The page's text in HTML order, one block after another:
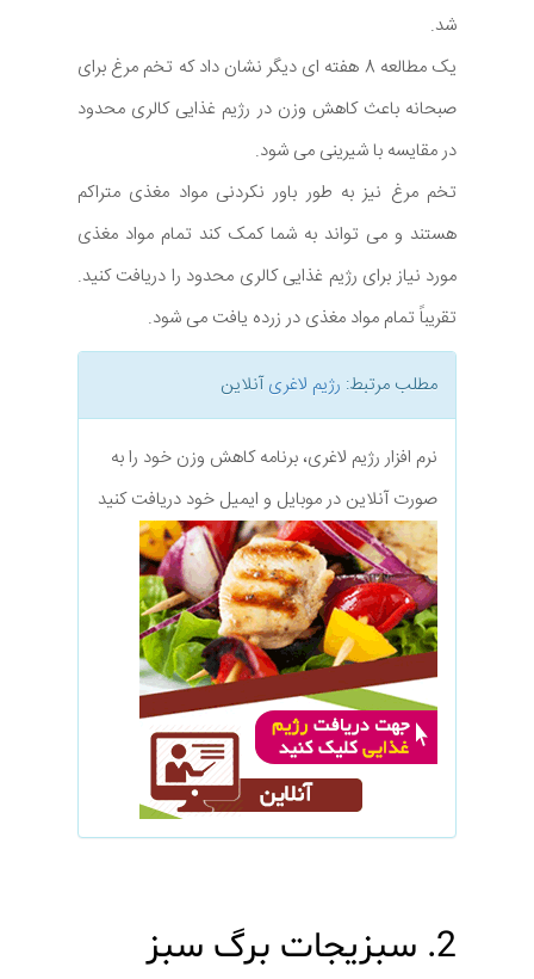
شد.
یک مطالعه 8 هفته ای دیگر نشان داد که تخم مرغ برای
صبحانه باعث کاهش وزن در رژیم غذایی کالری محدود
در مقایسه با شیرینی می شود.
تخم مرغ نیز به طور باور نکردنی مواد مغذی متراکم
هستند و می تواند به شما کمک کند تمام مواد مغذی
مورد نیاز برای رژیم غذایی کالری محدود را دریافت کنید.
تقریباً تمام مواد مغذی در زرده یافت می شود.
مطلب مرتبط: رژیم لاغریآنلاین
نرم افزار رژیم لاغری، برنامه کاهش وزن خود را به
صورت آنلاین در موبایل و ایمیل خود دریافت کنید
2. سبزیجات برگ سبز